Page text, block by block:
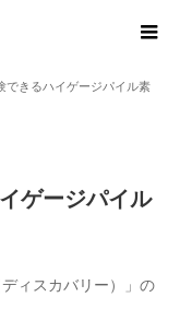
できるハイゲージパイル素
ゲージパイル
ィスカバリー）」の